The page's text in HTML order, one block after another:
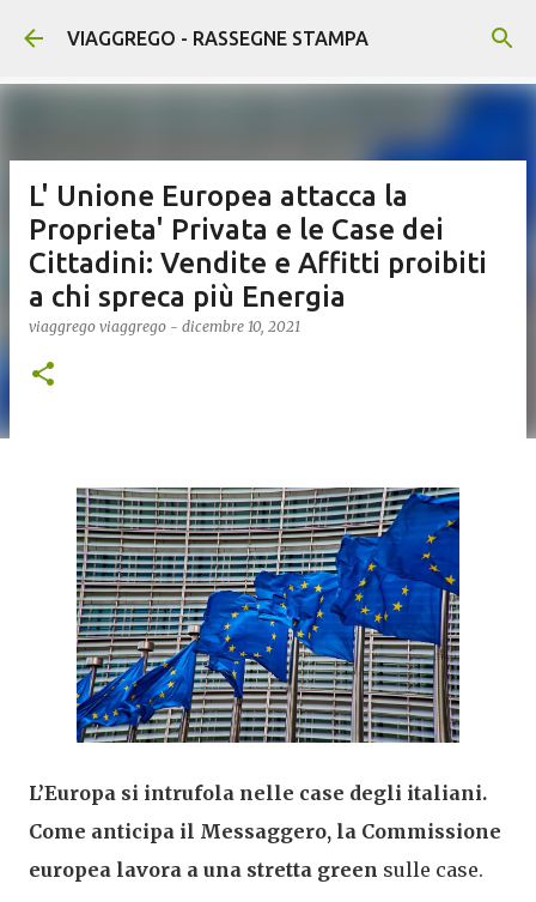
Passa ai contenuti principali
VIAGGREGO - RASSEGNE STAMPA
L' Unione Europea attacca la
Proprieta' Privata e le Case dei
Cittadini: Vendite e Affitti proibiti
a chi spreca più Energia
viaggrego viaggrego - dicembre 10, 2021
L’Europa si intrufola nelle case degli italiani.
Come anticipa il Messaggero, la Commissione
europea lavora a una stretta green sulle case.